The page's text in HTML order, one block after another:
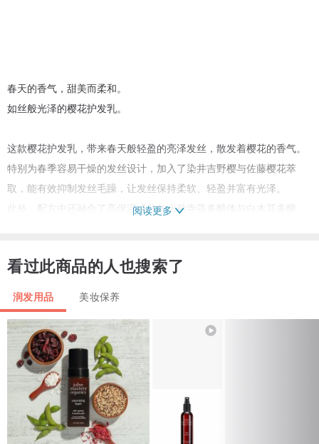
春天的香气，甜美而柔和。
如丝般光泽的樱花护发乳。
这款樱花护发乳，带来春天般轻盈的亮泽发丝，散发着樱花的香气。
特别为春季容易干燥的发丝设计，加入了染井吉野樱与佐藤樱花萃
取，能有效抑制发丝毛躁，让发丝保持柔软、轻盈并富有光泽。
此外，配方中还融合了高保湿成分如水前寺藻多醣体与白木耳多醣
护发后，头发将变得更加顺滑、柔顺，轻盈有弹性，宛如丝绸般触
散发着樱花清新又坚韧的香气，带来春天的气息，让你在每一次洗发
时，都能感受到春天的柔美。
阅读更多
看过此商品的人也搜索了
润发用品 美妆保养